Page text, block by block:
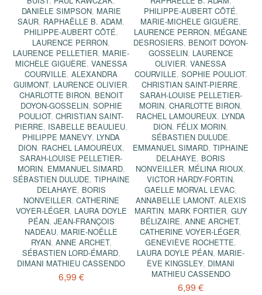
DANIÈLE SIMPSON, MARIE
SAUR, RAPHAËLLE B. ADAM,
PHILIPPE-AUBERT CÔTÉ,
LAURENCE PERRON,
LAURENCE PELLETIER, MARIE-
MICHÈLE GIGUÈRE, VANESSA
COURVILLE,ALEXANDRA
GUIMONT, LAURENCE OLIVIER,
CHARLOTTE BIRON, BENOIT
DOYON-GOSSELIN, SOPHIE
POULIOT,CHRISTIAN SAINT-
PIERRE, ISABELLE BEAULIEU,
PHILIPPE MANEVY, LYNDA
DION, RACHEL LAMOUREUX,
SARAH-LOUISE PELLETIER-
MORIN, EMMANUEL SIMARD,
SÉBASTIEN DULUDE, TIPHAINE
DELAHAYE, BORIS
NONVEILLER, CATHERINE
VOYER-LÉGER, LAURA DOYLE
PÉAN, JEAN-FRANÇOIS
NADEAU, MARIE-NOËLLE
RYAN, ANNE ARCHET,
SÉBASTIEN LORD-ÉMARD,
DIMANI MATHIEU CASSENDO
6,99 €
PHILIPPE-AUBERT CÔTÉ,
MARIE-MICHÈLE GIGUÈRE,
LAURENCE PERRON, MÉGANE
DESROSIERS, BENOIT DOYON-
GOSSELIN, LAURENCE
OLIVIER,VANESSA
COURVILLE, SOPHIE POULIOT,
CHRISTIAN SAINT-PIERRE,
SARAH-LOUISE PELLETIER-
MORIN,CHARLOTTE BIRON,
RACHEL LAMOUREUX, LYNDA
DION, FÉLIX MORIN,
SÉBASTIEN DULUDE,
EMMANUEL SIMARD,TIPHAINE
DELAHAYE, BORIS
NONVEILLER, MÉLINA RIOUX,
VICTOR HARDY-FORTIN,
GAELLE MORVAL LEVAC,
ANNABELLE LAMONT, ALEXIS
MARTIN, MARK FORTIER, GUY
BÉLIZAIRE,ANNE ARCHET,
CATHERINE VOYER-LÉGER,
GENEVIÈVE ROCHETTE,
LAURA DOYLE PÉAN, MARIE-
ÈVE KINGSLEY, DIMANI
MATHIEU CASSENDO
6,99 €